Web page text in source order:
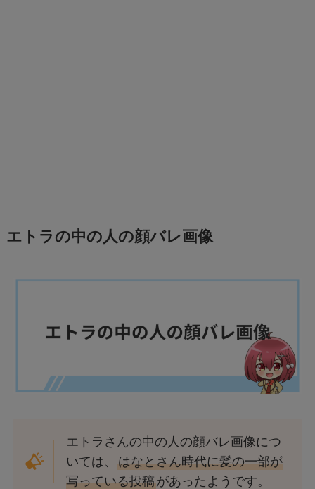
エトラの中の人の顔バレ画像
エトラさんの中の人の顔バレ画像につ
いては、はなとさん時代に髪の一部が
写っている投稿があったようです。